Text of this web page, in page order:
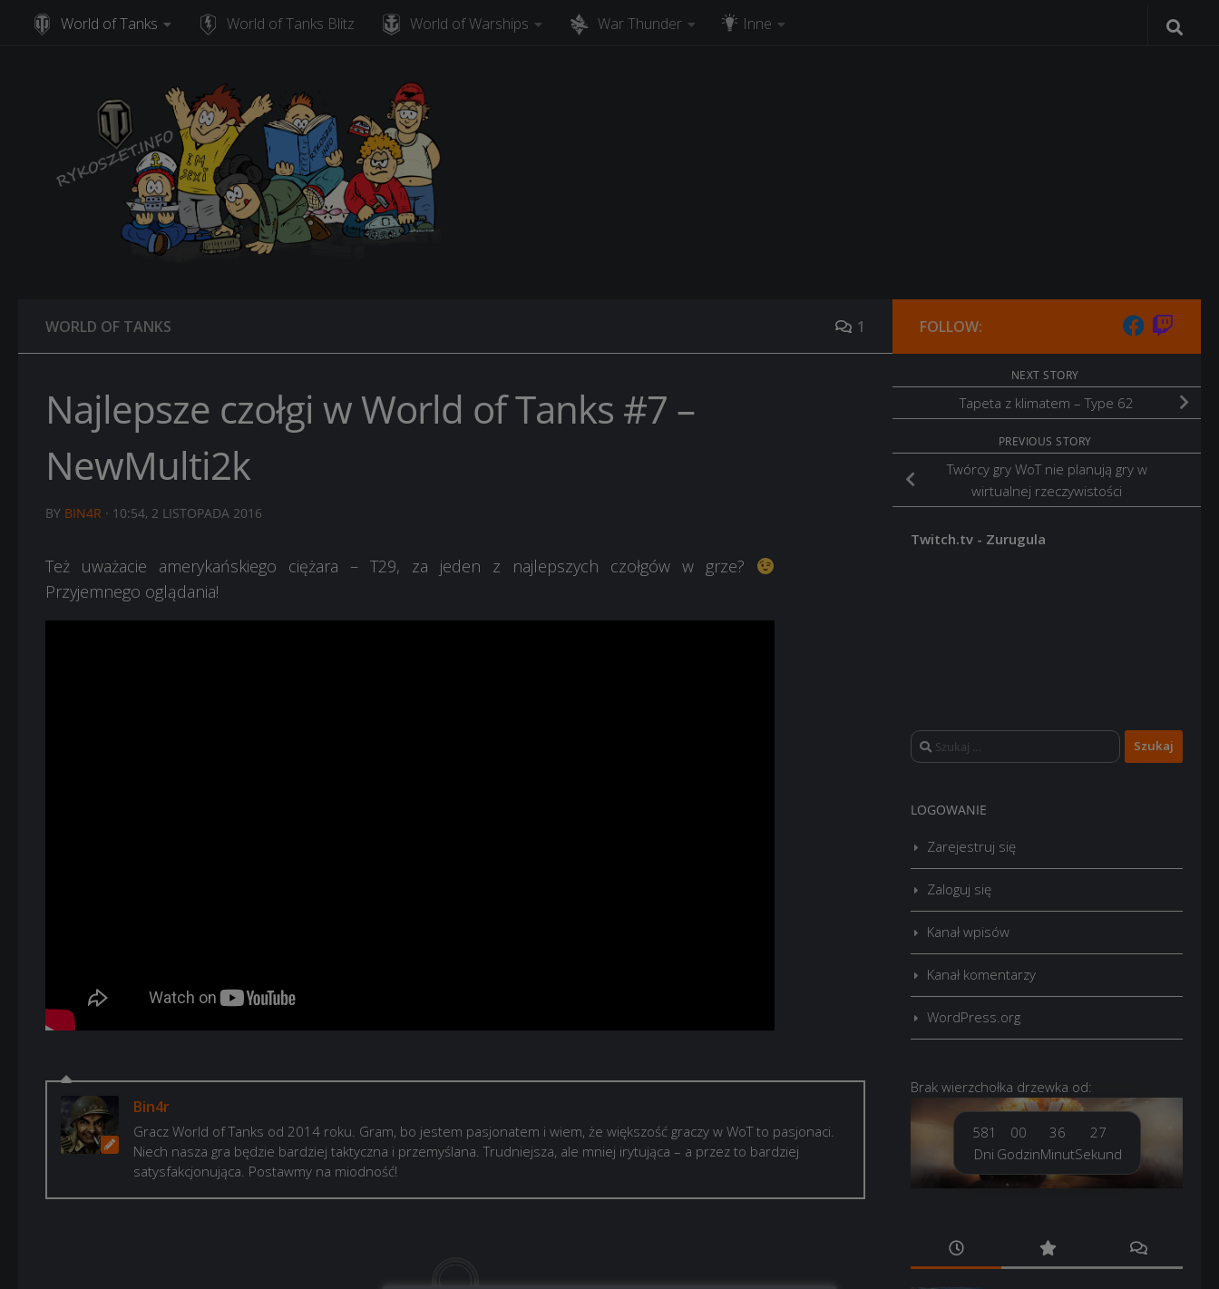
Skip to content
World of Tanks World of Tanks Blitz World of Warships War Thunder Inne
WORLD OF TANKS 1
Najlepsze czołgi w World of Tanks #7 –
NewMulti2k
BY BIN4R · 10:54, 2 LISTOPADA 2016
Też uważacie amerykańskiego ciężara – T29, za jeden z najlepszych czołgów w grze?
Przyjemnego oglądania!
Bin4r
Gracz World of Tanks od 2014 roku. Gram, bo jestem pasjonatem i wiem, że większość graczy w WoT to pasjonaci.
Niech nasza gra będzie bardziej taktyczna i przemyślana. Trudniejsza, ale mniej irytująca – a przez to bardziej
satysfakcjonująca. Postawmy na miodność!
FOLLOW:
NEXT STORY
Tapeta z klimatem – Type 62
PREVIOUS STORY
Twórcy gry WoT nie planują gry w
wirtualnej rzeczywistości
Twitch.tv - Zurugula
Szukaj:
LOGOWANIE
Zarejestruj się
Zaloguj się
Kanał wpisów
Kanał komentarzy
WordPress.org
Brak wierzchołka drzewka od:
581
Dni
00
Godzin
36
Minut
27
Sekund